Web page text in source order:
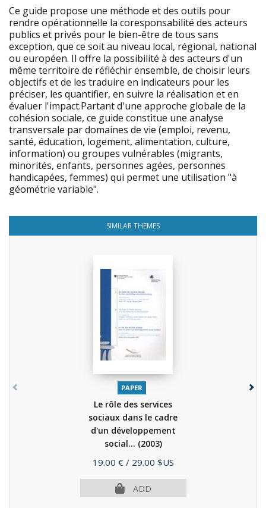
Ce guide propose une méthode et des outils pour
rendre opérationnelle la coresponsabilité des acteurs
publics et privés pour le bien-être de tous sans
exception, que ce soit au niveau local, régional, national
ou européen. Il offre la possibilité à des acteurs d'un
même territoire de réfléchir ensemble, de choisir leurs
objectifs et de les traduire en indicateurs pour les
préciser, les quantifier, en suivre la réalisation et en
évaluer l'impact.Partant d'une approche globale de la
cohésion sociale, ce guide constitue une analyse
transversale par domaines de vie (emploi, revenu,
santé, éducation, logement, alimentation, culture,
information) ou groupes vulnérables (migrants,
minorités, enfants, personnes agées, personnes
handicapées, femmes) qui permet une utilisation "à
géométrie variable".
SIMILAR THEMES
PAPER
Le rôle des services
sociaux dans le cadre
d'un développement
social... (2003)
Price
19.00 € / 29.00 $US
ADD